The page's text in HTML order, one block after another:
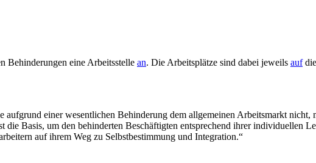
Behinderungen eine Arbeitsstelle an. Die Arbeitsplätze sind dabei jeweils auf
einer wesentlichen Behinderung dem allgemeinen Arbeitsmarkt
Basis, um den behinderten Beschäftigten entsprechend ihrer individuellen
auf ihrem Weg zu Selbstbestimmung und Integration.“